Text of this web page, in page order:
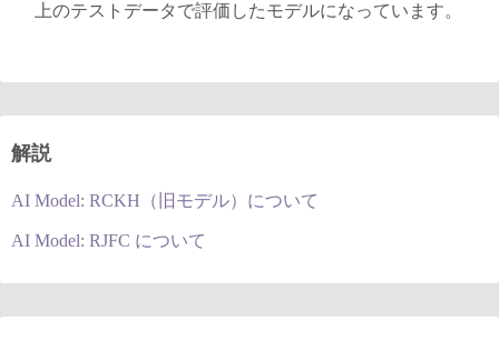
上のテストデータで評価したモデルになっています。
解説
AI Model: RCKH（旧モデル）について
AI Model: RJFC について